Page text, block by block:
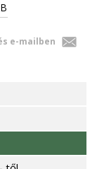
e-mailben